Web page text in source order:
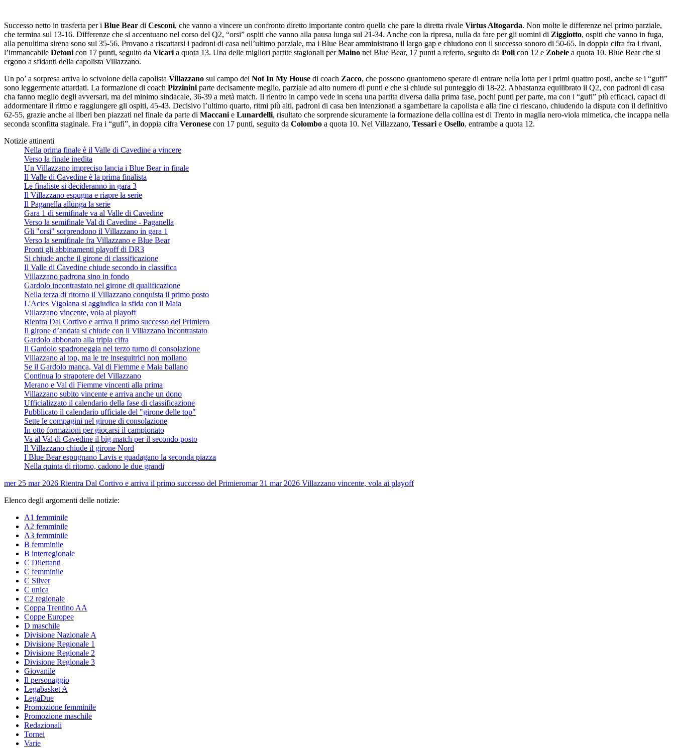
Successo netto in trasferta per i Blue Bear di Cesconi, che vanno a vincere un confronto diretto importante contro quella che pare la diretta rivale Virtus Altogarda. Non molte le differenze nel primo parziale,
che termina sul 13-16. Differenze che si accentuano nel corso del Q2, “orsi” ospiti che vanno alla pausa lunga sul 21-34. Anche con la ripresa, nulla da fare per gli uomini di Ziggiotto, ospiti che vanno in fuga,
alla penultima sirena sono sul 35-56. Provano a riscattarsi i padroni di casa nell’ultimo parziale, ma i Blue Bear amministrano il largo gap e chiudono con il successo sonoro di 50-65. In doppia cifra fra i rivani,
l’immancabile Detoni con 17 punti, seguito da Vicari a quota 13. Una delle migliori partite stagionali perMaino nei Blue Bear, 17 punti a referto, seguito da Poli con 12 e Zobele a quota 10. Blue Bear che si
ergono a sfidanti della capolista Villazzano.
Un po’ a sorpresa arriva lo scivolone della capolista Villazzano sul campo dei Not In My House di coach Zacco, che possono quantomeno sperare di entrare nella lotta per i primi quattro posti, anche se i “gufi”
sono leggermente attardati. La formazione di coach Pizzinini parte decisamente meglio, parziale ad alto numero di punti e che si chiude sul punteggio di 18-22. Abbastanza equilibrato il Q2, con padroni di casa
cha fanno meglio degli avversari, ma del minimo sindacale, 36-39 a metà match. Il rientro in campo vede in scena una partita diversa dalla prima fase, pochi punti per parte, ma con i “gufi” più efficaci, capaci di
addormentare il ritmo e raggiungere gli ospiti, 45-43. Decisivo l’ultimo quarto, ritmi più alti, padroni di casa ben intenzionati a sgambettare la capolista e alla fine ci riescano, chiudendo la disputa con il definitivo
62-55, grazie anche ai liberi ben piazzati nel finale da parte di Maccani e Lunardelli, risultato che sorprende sicuramente la formazione della collina est di Trento in maglia nero-viola mimetica, che incappa nella
seconda sconfitta staginale. Fra i “gufi”, in doppia cifra Veronese con 17 punti, seguito da Colombo a quota 10. Nel Villazzano, Tessari e Osello, entrambe a quota 12.
Notizie attinenti
Nella prima finale è il Valle di Cavedine a vincere
Verso la finale inedita
Un Villazzano impreciso lancia i Blue Bear in finale
Il Valle di Cavedine è la prima finalista
Le finaliste si decideranno in gara 3
Il Villazzano espugna e riapre la serie
Il Paganella allunga la serie
Gara 1 di semifinale va al Valle di Cavedine
Verso la semifinale Val di Cavedine - Paganella
Gli "orsi" sorprendono il Villazzano in gara 1
Verso la semifinale fra Villazzano e Blue Bear
Pronti gli abbinamenti playoff di DR3
Si chiude anche il girone di classificazione
Il Valle di Cavedine chiude secondo in classifica
Villazzano padrona sino in fondo
Gardolo incontrastato nel girone di qualificazione
Nella terza di ritorno il Villazzano conquista il primo posto
L'Acies Vigolana si aggiudica la sfida con il Maia
Villazzano vincente, vola ai playoff
Rientra Dal Cortivo e arriva il primo successo del Primiero
Il girone d’andata si chiude con il Villazzano incontrastato
Gardolo abbonato alla tripla cifra
Il Gardolo spadroneggia nel terzo turno di consolazione
Villazzano al top, ma le tre inseguitrici non mollano
Se il Gardolo manca, Val di Fiemme e Maia ballano
Continua lo strapotere del Villazzano
Merano e Val di Fiemme vincenti alla prima
Villazzano subito vincente e arriva anche un dono
Ufficializzato il calendario della fase di classificazione
Pubblicato il calendario ufficiale del "girone delle top"
Sette le compagini nel girone di consolazione
In otto formazioni per giocarsi il campionato
Va al Val di Cavedine il big match per il secondo posto
Il Villazzano chiude il girone Nord
I Blue Bear espugnano Lavis e guadagano la seconda piazza
Nella quinta di ritorno, cadono le due grandi
mer 25 mar 2026 Rientra Dal Cortivo e arriva il primo successo del Primieromar 31 mar 2026 Villazzano vincente, vola ai playoff
Elenco degli argomenti delle notizie:
A1 femminile
A2 femminile
A3 femminile
B femminile
B interregionale
C Dilettanti
C femminile
C Silver
C unica
C2 regionale
Coppa Trentino AA
Coppe Europee
D maschile
Divisione Nazionale A
Divisione Regionale 1
Divisione Regionale 2
Divisione Regionale 3
Giovanile
Il personaggio
Legabasket A
LegaDue
Promozione femminile
Promozione maschile
Redazionali
Tornei
Varie